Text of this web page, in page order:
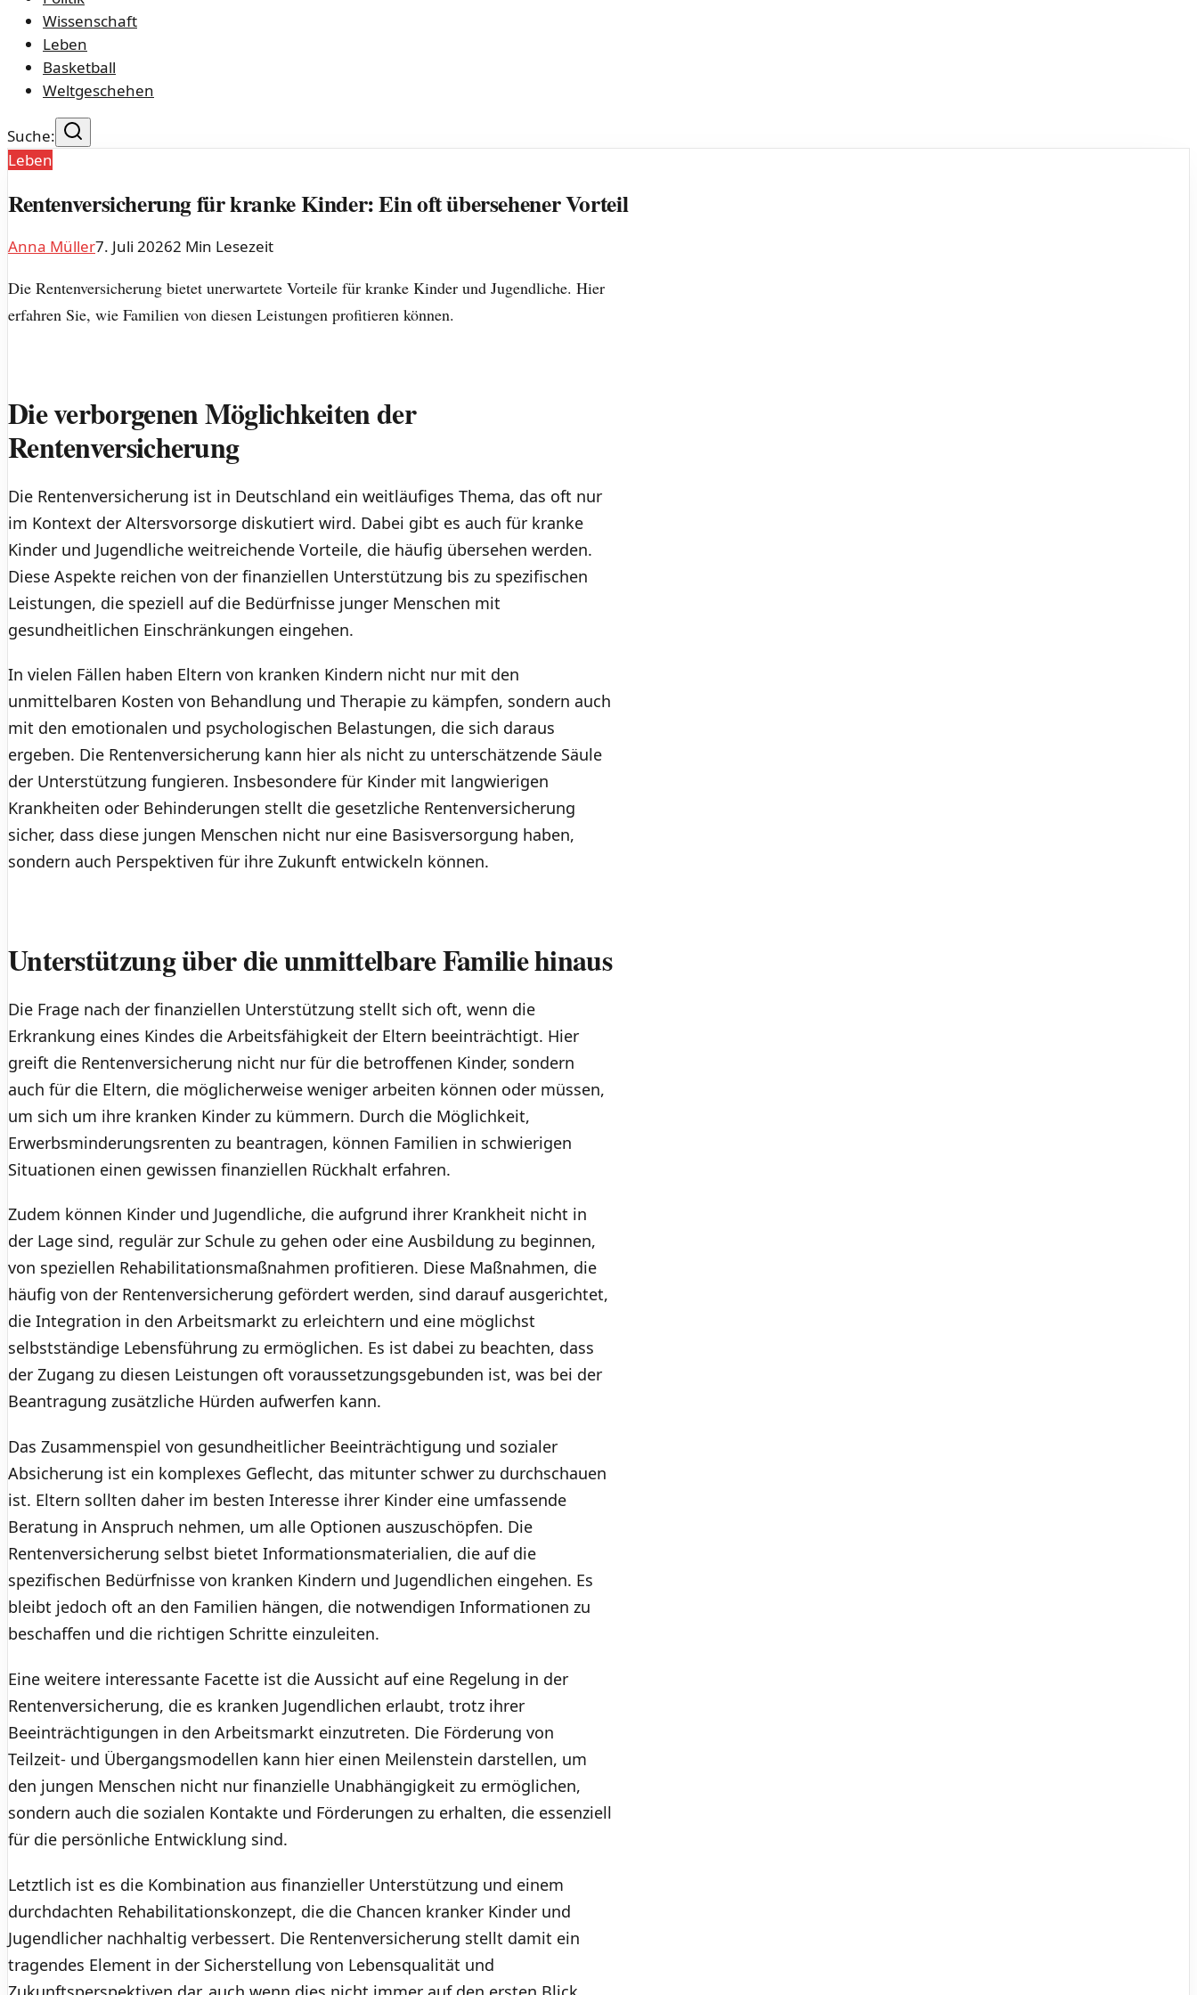
Wissenschaft
Leben
Basketball
Weltgeschehen
Suche:
Leben
Rentenversicherung für kranke Kinder: Ein oft übersehener Vorteil
Anna Müller7. Juli 20262 Min Lesezeit
Die Rentenversicherung bietet unerwartete Vorteile für kranke Kinder und Jugendliche. Hier
erfahren Sie, wie Familien von diesen Leistungen profitieren können.
Die verborgenen Möglichkeiten der
Rentenversicherung
Die Rentenversicherung ist in Deutschland ein weitläufiges Thema, das oft nur
im Kontext der Altersvorsorge diskutiert wird. Dabei gibt es auch für kranke
Kinder und Jugendliche weitreichende Vorteile, die häufig übersehen werden.
Diese Aspekte reichen von der finanziellen Unterstützung bis zu spezifischen
Leistungen, die speziell auf die Bedürfnisse junger Menschen mit
gesundheitlichen Einschränkungen eingehen.
In vielen Fällen haben Eltern von kranken Kindern nicht nur mit den
unmittelbaren Kosten von Behandlung und Therapie zu kämpfen, sondern auch
mit den emotionalen und psychologischen Belastungen, die sich daraus
ergeben. Die Rentenversicherung kann hier als nicht zu unterschätzende Säule
der Unterstützung fungieren. Insbesondere für Kinder mit langwierigen
Krankheiten oder Behinderungen stellt die gesetzliche Rentenversicherung
sicher, dass diese jungen Menschen nicht nur eine Basisversorgung haben,
sondern auch Perspektiven für ihre Zukunft entwickeln können.
Unterstützung über die unmittelbare Familie hinaus
Die Frage nach der finanziellen Unterstützung stellt sich oft, wenn die
Erkrankung eines Kindes die Arbeitsfähigkeit der Eltern beeinträchtigt. Hier
greift die Rentenversicherung nicht nur für die betroffenen Kinder, sondern
auch für die Eltern, die möglicherweise weniger arbeiten können oder müssen,
um sich um ihre kranken Kinder zu kümmern. Durch die Möglichkeit,
Erwerbsminderungsrenten zu beantragen, können Familien in schwierigen
Situationen einen gewissen finanziellen Rückhalt erfahren.
Zudem können Kinder und Jugendliche, die aufgrund ihrer Krankheit nicht in
der Lage sind, regulär zur Schule zu gehen oder eine Ausbildung zu beginnen,
von speziellen Rehabilitationsmaßnahmen profitieren. Diese Maßnahmen, die
häufig von der Rentenversicherung gefördert werden, sind darauf ausgerichtet,
die Integration in den Arbeitsmarkt zu erleichtern und eine möglichst
selbstständige Lebensführung zu ermöglichen. Es ist dabei zu beachten, dass
der Zugang zu diesen Leistungen oft voraussetzungsgebunden ist, was bei der
Beantragung zusätzliche Hürden aufwerfen kann.
Das Zusammenspiel von gesundheitlicher Beeinträchtigung und sozialer
Absicherung ist ein komplexes Geflecht, das mitunter schwer zu durchschauen
ist. Eltern sollten daher im besten Interesse ihrer Kinder eine umfassende
Beratung in Anspruch nehmen, um alle Optionen auszuschöpfen. Die
Rentenversicherung selbst bietet Informationsmaterialien, die auf die
spezifischen Bedürfnisse von kranken Kindern und Jugendlichen eingehen. Es
bleibt jedoch oft an den Familien hängen, die notwendigen Informationen zu
beschaffen und die richtigen Schritte einzuleiten.
Eine weitere interessante Facette ist die Aussicht auf eine Regelung in der
Rentenversicherung, die es kranken Jugendlichen erlaubt, trotz ihrer
Beeinträchtigungen in den Arbeitsmarkt einzutreten. Die Förderung von
Teilzeit- und Übergangsmodellen kann hier einen Meilenstein darstellen, um
den jungen Menschen nicht nur finanzielle Unabhängigkeit zu ermöglichen,
sondern auch die sozialen Kontakte und Förderungen zu erhalten, die essenziell
für die persönliche Entwicklung sind.
Letztlich ist es die Kombination aus finanzieller Unterstützung und einem
durchdachten Rehabilitationskonzept, die die Chancen kranker Kinder und
Jugendlicher nachhaltig verbessert. Die Rentenversicherung stellt damit ein
tragendes Element in der Sicherstellung von Lebensqualität und